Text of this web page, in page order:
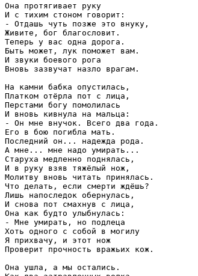
Она протягивает руку
И с тихим стоном говорит:
- Отдашь чуть позже это внуку,
Живите, бог благословит.
Теперь у вас одна дорога.
Быть может, лук поможет вам.
И звуки боевого рога
Вновь зазвучат назло врагам.
На камни бабка опустилась,
Платком отёрла пот с лица,
Перстами богу помолилась
И вновь кивнула на мальца:
- Он мне внучок. Всего два года.
Его в бою погибла мать.
Последний он... надежда рода.
А мне... мне надо умирать...
Старуха медленно поднялась,
И в руку взяв тяжёлый нож,
Молитву вновь читать принялась.
Что делать, если смерти ждёшь?
Лишь напоследок обернулась,
И снова пот смахнув с лица,
Она как будто улыбнулась:
- Мне умирать, но подлеца
Хоть одного с собой в могилу
Я прихвачу, и этот нож
Проверит прочность вражьих кож.
Она ушла, а мы остались.